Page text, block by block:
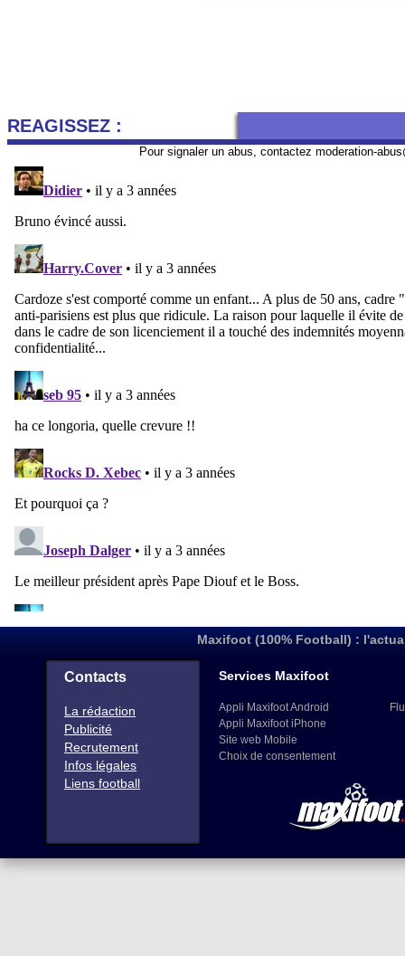
REAGISSEZ :
Pour signaler un abus, contactez moderation-
Maxifoot (100% Football) :
Contacts
La rédaction
Publicité
Recrutement
Infos légales
Liens football
Services Maxifoot
Appli Maxifoot Android
Appli Maxifoot iPhone
Site web Mobile
Choix de consentement